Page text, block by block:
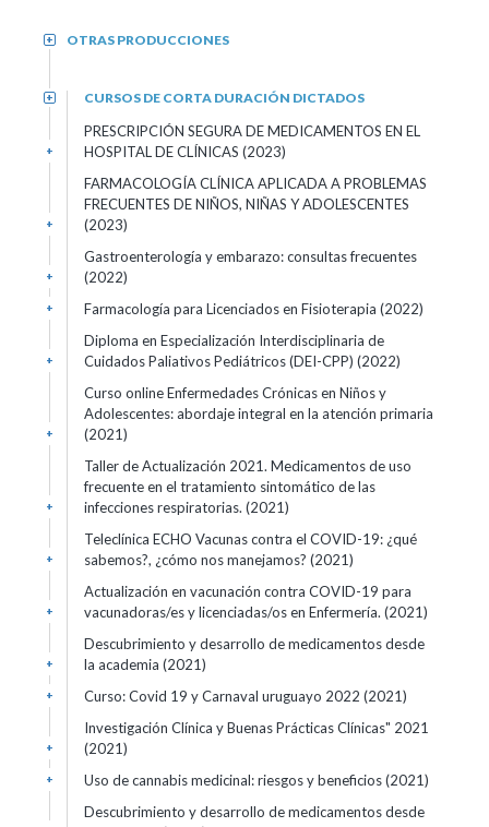
OTRAS PRODUCCIONES
+
CURSOS DE CORTA DURACIÓN DICTADOS
+
PRESCRIPCIÓN SEGURA DE MEDICAMENTOS EN EL
HOSPITAL DE CLÍNICAS (2023)
+
FARMACOLOGÍA CLÍNICA APLICADA A PROBLEMAS
FRECUENTES DE NIÑOS, NIÑAS Y ADOLESCENTES
(2023)
+
Gastroenterología y embarazo: consultas frecuentes
(2022)
+
Farmacología para Licenciados en Fisioterapia (2022)
+
Diploma en Especialización Interdisciplinaria de
Cuidados Paliativos Pediátricos (DEI-CPP) (2022)
+
Curso online Enfermedades Crónicas en Niños y
Adolescentes: abordaje integral en la atención primaria
(2021)
+
Taller de Actualización 2021. Medicamentos de uso
frecuente en el tratamiento sintomático de las
infecciones respiratorias. (2021)
+
Teleclínica ECHO Vacunas contra el COVID-19: ¿qué
sabemos?, ¿cómo nos manejamos? (2021)
+
Actualización en vacunación contra COVID-19 para
vacunadoras/es y licenciadas/os en Enfermería. (2021)
+
Descubrimiento y desarrollo de medicamentos desde
la academia (2021)
+
Curso: Covid 19 y Carnaval uruguayo 2022 (2021)
+
Investigación Clínica y Buenas Prácticas Clínicas" 2021
(2021)
+
Uso de cannabis medicinal: riesgos y beneficios (2021)
+
Descubrimiento y desarrollo de medicamentos desde